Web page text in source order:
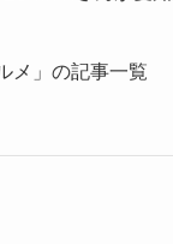
メ」の記事一覧